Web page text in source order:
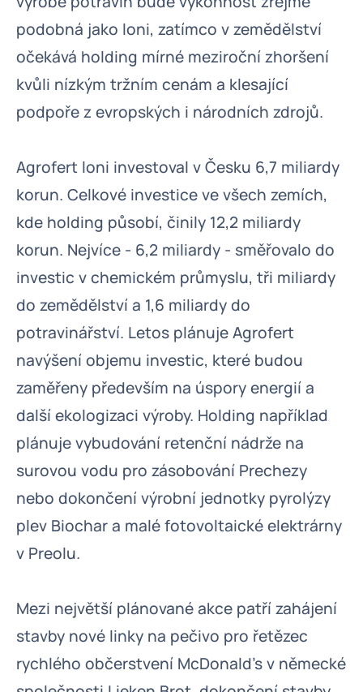
podobná jako loni, zatímco v zemědělství
očekává holding mírné meziroční zhoršení
kvůli nízkým tržním cenám a klesající
podpoře z evropských i národních zdrojů.
Agrofert loni investoval v Česku 6,7 miliardy
korun. Celkové investice ve všech zemích,
kde holding působí, činily 12,2 miliardy
korun. Nejvíce - 6,2 miliardy - směřovalo do
investic v chemickém průmyslu, tři miliardy
do zemědělství a 1,6 miliardy do
potravinářství. Letos plánuje Agrofert
navýšení objemu investic, které budou
zaměřeny především na úspory energií a
další ekologizaci výroby. Holding například
plánuje vybudování retenční nádrže na
surovou vodu pro zásobování Prechezy
nebo dokončení výrobní jednotky pyrolýzy
plev Biochar a malé fotovoltaické elektrárny
v Preolu.
Mezi největší plánované akce patří zahájení
stavby nové linky na pečivo pro řetězec
rychlého občerstvení McDonald’s v německé